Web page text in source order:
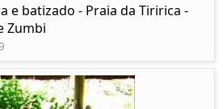
e batizado - Praia da Tiririca -
Zumbi